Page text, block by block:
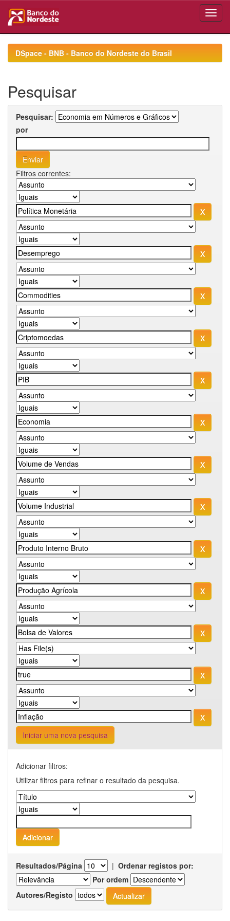
navigationDSpace - BNB - Banco do Nordeste do Brasil
Pesquisar
Pesquisar:
por
Filtros correntes:
Iniciar uma nova pesquisa
Adicionar filtros:
Utilizar filtros para refinar o resultado da pesquisa.
Resultados/Página | Ordenar registos por:
Por ordem
Autores/Registo